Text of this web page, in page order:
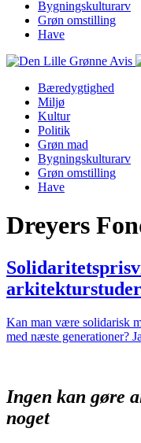
Bygningskulturarv
Grøn omstilling
Have
Bæredygtighed
Miljø
Kultur
Politik
Grøn mad
Bygningskulturarv
Grøn omstilling
Have
Dreyers
Kan man være solidarisk
med næste generationer?
Ingen kan gøre
noget